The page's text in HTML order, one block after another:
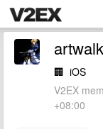
artwalk
🏢 iOS
V2EX
+08:00